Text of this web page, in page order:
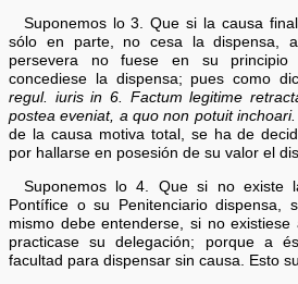
Suponemos lo 3. Que si la causa
sólo en parte, no cesa la dispensa,
persevera no fuese en su
concediese la dispensa; pues como
regul. iuris in 6. Factum legitime
postea eveniat, a quo non potuit inchoari.
de la causa motiva total, se ha de
por hallarse en posesión de su valor el
Suponemos lo 4. Que si no existe
Pontífice o su Penitenciario dispensa,
mismo debe entenderse, si no
practicase su delegación; porque a
facultad para dispensar sin causa. Esto